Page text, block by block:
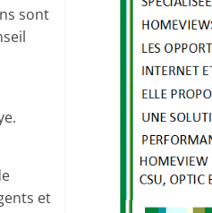
sont
et